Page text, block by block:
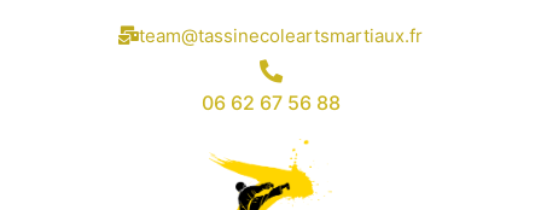
team@tassinecoleartsmartiaux.fr
06 62 67 56 88